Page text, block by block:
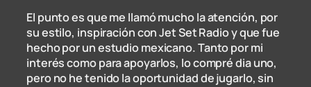
El punto es que me llamó mucho la atención, por
su estilo, inspiración con Jet Set Radio y que fue
hecho por un estudio mexicano. Tanto por mi
interés como para apoyarlos, lo compré dia uno,
pero no he tenido la oportunidad de jugarlo, sin